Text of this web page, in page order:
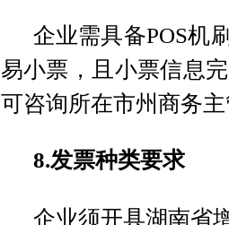
企业需具备POS机
易小票，且小票信息
可咨询所在市州商务
8.发票种类要求
企业须开具湖南省